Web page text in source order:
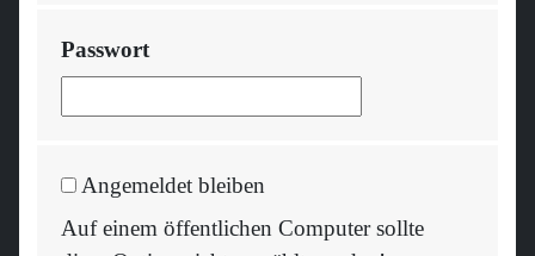
Passwort
Angemeldet bleiben
Auf einem öffentlichen Computer sollte